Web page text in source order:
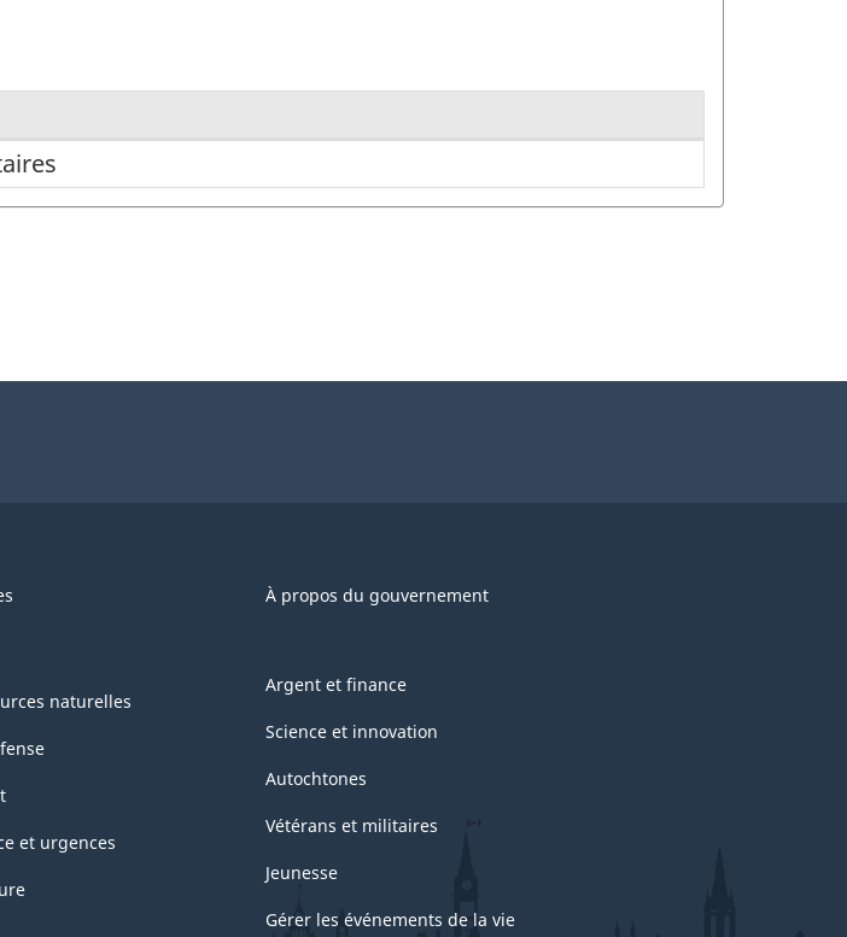
À propos du gouvernement
naturelles
et urgences
Argent et finance
Science et innovation
Autochtones
Vétérans et militaires
Jeunesse
Gérer les événements de la vie